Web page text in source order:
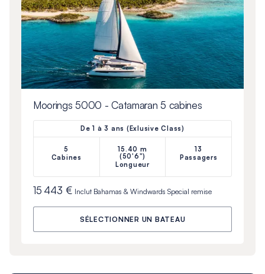
Moorings 5000 - Catamaran 5 cabines
De 1 à 3 ans (Exlusive Class)
5
Cabines
15.40 m
(50'6")
Longueur
13
Passagers
15 443 € Inclut Bahamas & Windwards Special remise
SÉLECTIONNER UN BATEAU